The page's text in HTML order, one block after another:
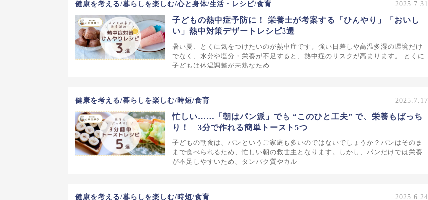
健康を考える/暮らしを楽しむ/心と身体/生活・レシピ/食育 2025.7.31
子どもの熱中症予防に！ 栄養士が考案する「ひんやり」「おいし
い」熱中対策デザートレシピ3選
暑い夏、とくに気をつけたいのが熱中症です。強い日差しや高温多湿の環境だけ
でなく、水分や塩分・栄養が不足すると、熱中症のリスクが高まります。 とくに
子どもは体温調整が未熟なため
健康を考える/暮らしを楽しむ/時短/食育 2025.7.17
忙しい……「朝はパン派」でも “このひと工夫” で、栄養もばっち
り！ 3分で作れる簡単トースト5つ
子どもの朝食は、パンというご家庭も多いのではないでしょうか？パンはそのま
まで食べられるため、忙しい朝の救世主となります。しかし、パンだけでは栄養
が不足しやすいため、タンパク質やカル
健康を考える/暮らしを楽しむ/時短/食育 2025.6.24